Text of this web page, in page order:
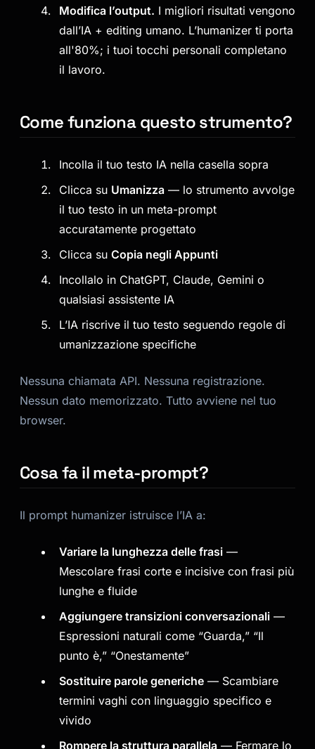
Modifica l’output. I migliori risultati vengono
dall’IA + editing umano. L’humanizer ti porta
all'80%; i tuoi tocchi personali completano
il lavoro.
Come funziona questo strumento?
Incolla il tuo testo IA nella casella sopra
Clicca su Umanizza — lo strumento avvolge
il tuo testo in un meta-prompt
accuratamente progettato
Clicca su Copia negli Appunti
Incollalo in ChatGPT, Claude, Gemini o
qualsiasi assistente IA
L’IA riscrive il tuo testo seguendo regole di
umanizzazione specifiche
Nessuna chiamata API. Nessuna registrazione.
Nessun dato memorizzato. Tutto avviene nel tuo
browser.
Cosa fa il meta-prompt?
Il prompt humanizer istruisce l’IA a:
Variare la lunghezza delle frasi —
Mescolare frasi corte e incisive con frasi più
lunghe e fluide
Aggiungere transizioni conversazionali —
Espressioni naturali come “Guarda,” “Il
punto è,” “Onestamente”
Sostituire parole generiche — Scambiare
termini vaghi con linguaggio specifico e
vivido
Rompere la struttura parallela — Fermare lo